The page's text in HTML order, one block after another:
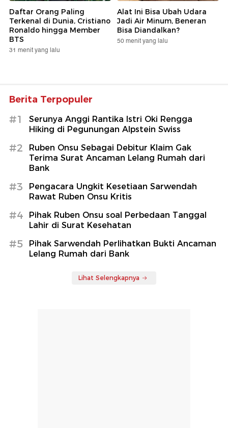
Daftar Orang Paling
Terkenal di Dunia, Cristiano
Ronaldo hingga Member
BTS
31 menit yang lalu
Alat Ini Bisa Ubah Udara
Jadi Air Minum, Beneran
Bisa Diandalkan?
50 menit yang lalu
Berita Terpopuler
#1
Serunya Anggi Rantika Istri Oki Rengga
Hiking di Pegunungan Alpstein Swiss
#2
Ruben Onsu Sebagai Debitur Klaim Gak
Terima Surat Ancaman Lelang Rumah dari
Bank
#3
Pengacara Ungkit Kesetiaan Sarwendah
Rawat Ruben Onsu Kritis
#4
Pihak Ruben Onsu soal Perbedaan Tanggal
Lahir di Surat Kesehatan
#5
Pihak Sarwendah Perlihatkan Bukti Ancaman
Lelang Rumah dari Bank
Lihat Selengkapnya